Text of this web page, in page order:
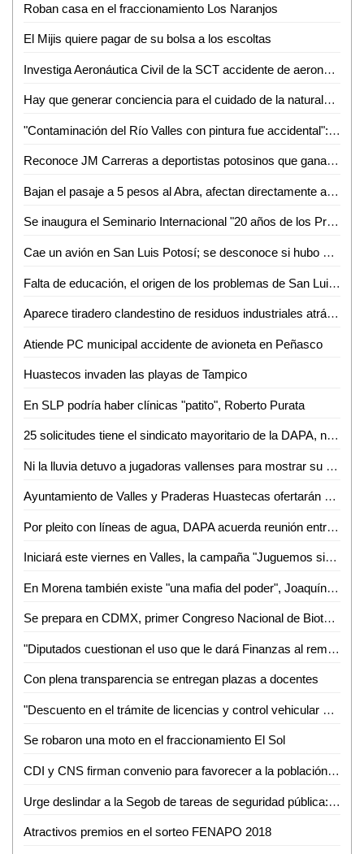
Roban casa en el fraccionamiento Los Naranjos
El Mijis quiere pagar de su bolsa a los escoltas
Investiga Aeronáutica Civil de la SCT accidente de aeronave en SLP
Hay que generar conciencia para el cuidado de la naturaleza: Rodolfo del Ángel del Ángel
"Contaminación del Río Valles con pintura fue accidental": Bernardo Saldaña
Reconoce JM Carreras a deportistas potosinos que ganaron medalla en los Juegos Centroamericanos y del Caribe 2018
Bajan el pasaje a 5 pesos al Abra, afectan directamente a combis
Se inaugura el Seminario Internacional "20 años de los Programas de Transferencias Monetarias en México"
Cae un avión en San Luis Potosí; se desconoce si hubo víctimas
Falta de educación, el origen de los problemas de San Luis Potosí, Gallardo
Aparece tiradero clandestino de residuos industriales atrás de la NISSAN
Atiende PC municipal accidente de avioneta en Peñasco
Huastecos invaden las playas de Tampico
En SLP podría haber clínicas "patito", Roberto Purata
25 solicitudes tiene el sindicato mayoritario de la DAPA, no se ha autorizado ninguna
Ni la lluvia detuvo a jugadoras vallenses para mostrar su talento en prácticas del Cruz Azul
Ayuntamiento de Valles y Praderas Huastecas ofertarán este miércoles 35 vacantes para operarios de Rastro
Por pleito con líneas de agua, DAPA acuerda reunión entre antorchistas y "La Tigra"
Iniciará este viernes en Valles, la campaña "Juguemos sin Violencia".
En Morena también existe "una mafia del poder", Joaquín Muñoz
Se prepara en CDMX, primer Congreso Nacional de Bioturbosina
"Diputados cuestionan el uso que le dará Finanzas al remanente del recurso de Gestoría Institucional", Cardona Mireles
Con plena transparencia se entregan plazas a docentes
"Descuento en el trámite de licencias y control vehicular debe de ser aplicado en todas las cajas recaudadoras", Jesús Cardona
Se robaron una moto en el fraccionamiento El Sol
CDI y CNS firman convenio para favorecer a la población indígena privada de la libertad
Urge deslindar a la Segob de tareas de seguridad pública: Coparmex
Atractivos premios en el sorteo FENAPO 2018